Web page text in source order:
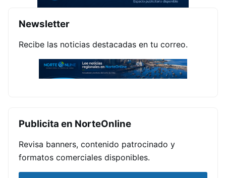
Newsletter
Recibe las noticias destacadas en tu correo.
Publicita en NorteOnline
Revisa banners, contenido patrocinado y
formatos comerciales disponibles.